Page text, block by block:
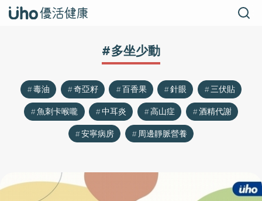
#多坐少動
毒油 奇亞籽 百香果 針眼
三伏貼
魚刺卡喉嚨
中耳炎 高山症
酒精代謝
安寧病房
周邊靜脈營養